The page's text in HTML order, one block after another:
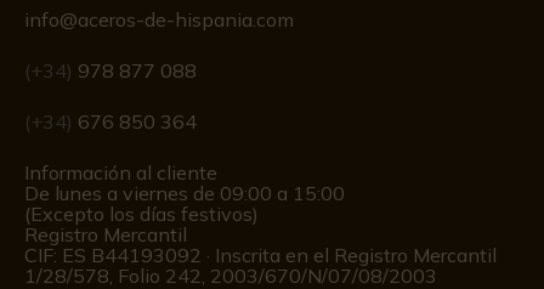
info@aceros-de-hispania.com
(+34) 978 877 088
(+34) 676 850 364
Información al cliente
De lunes a viernes de 09:00 a 15:00
(Excepto los días festivos)
Registro Mercantil
CIF: ES B44193092 · Inscrita en el Registro Mercantil
1/28/578, Folio 242, 2003/670/N/07/08/2003